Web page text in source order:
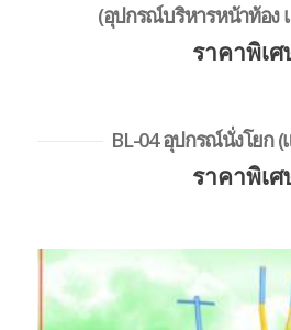
(อุปกรณ์บริหารหน้าท้อง
ราคาพิเศ
BL-04 อุปกรณ์นั่งโยก
ราคาพิเศ